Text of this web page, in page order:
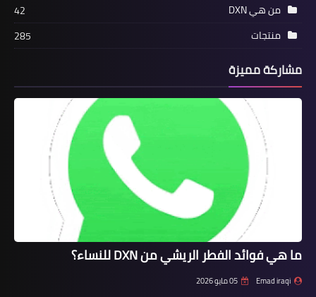
من هي DXN
42
منتجات
285
مشاركة مميزة
ما هي فوائد الفطر الريشي من DXN للنساء؟
Emad iraqi 05 مايو 2026